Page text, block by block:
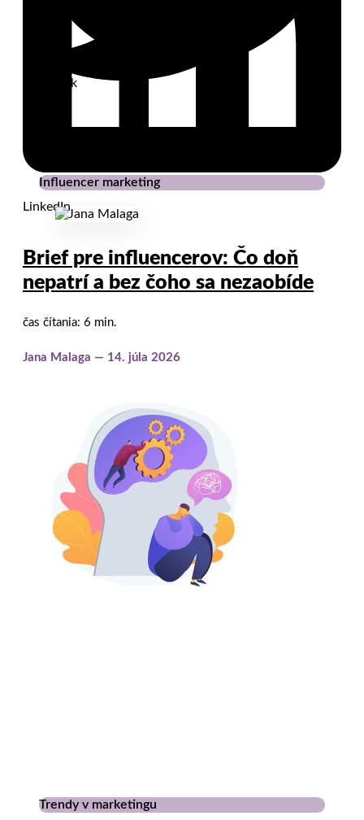
Facebook
LinkedIn
Influencer marketing
Brief pre influencerov: Čo doň
nepatrí a bez čoho sa nezaobíde
čas čítania: 6 min.
Jana Malaga 14. júla 2026
Trendy v marketingu